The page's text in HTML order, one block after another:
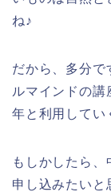
ね♪
だから、多分で
ルマインドの
年と利用してい
もしかしたら
申し込みたいと